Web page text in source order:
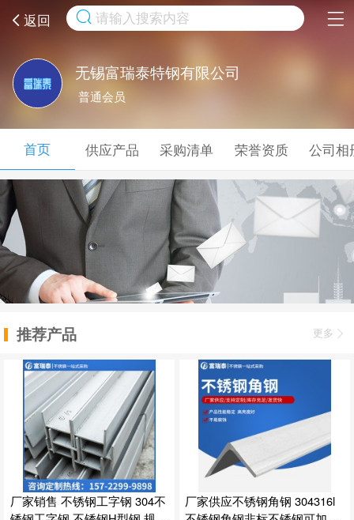
返回 取消
无锡富瑞泰特钢有限公司
普通会员
首页 供应产品 采购清单 荣誉资质 公司相
推荐产品 更多
厂家销售 不锈钢工字钢 304不
厂家供应不锈钢角钢 304316l